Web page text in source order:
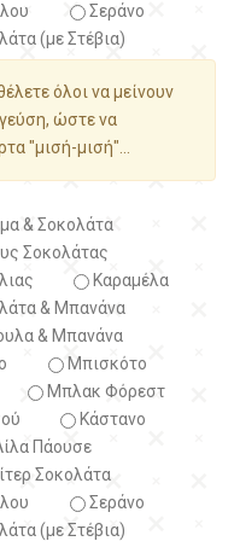
Σεράνο
(με Στέβια)
όλοι να μείνουν
ώστε να
"μισή-μισή"...
& Σοκολάτα
Σοκολάτας
Καραμέλα
& Μπανάνα
& Μπανάνα
Μπισκότο
Μπλακ Φόρεστ
Κάστανο
Πάουσε
Σοκολάτα
Σεράνο
(με Στέβια)